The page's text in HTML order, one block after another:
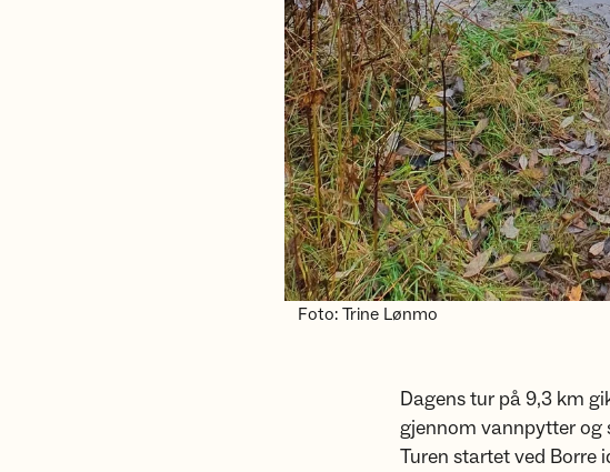
Foto: Trine Lønmo
Dagens tur på 9,3 km
gjennom vannpytter og
Turen startet ved Borre